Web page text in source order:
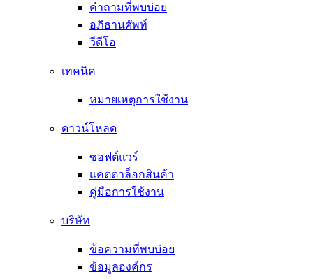
คำถามที่พบบ่อย
อภิธานศัพท์
วีดีโอ
เทคนิค
หมายเหตุการใช้งาน
ดาวน์โหลด
ซอฟต์แวร์
แคตตาล็อกสินค้า
คู่มือการใช้งาน
บริษัท
ข้อความที่พบบ่อย
ข้อมูลองค์กร